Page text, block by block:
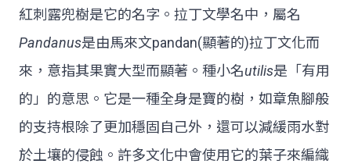
紅刺露兜樹是它的名字。拉丁文學名中，屬名
Pandanus是由馬來文pandan(顯著的)拉丁文化而
來，意指其果實大型而顯著。種小名utilis是「有用
的」的意思。它是一種全身是寶的樹，如章魚腳般
的支持根除了更加穩固自己外，還可以減緩雨水對
於土壤的侵蝕。許多文化中會使用它的葉子來編織